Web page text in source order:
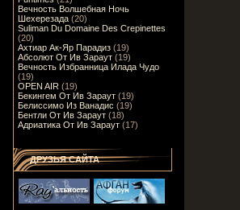
Вечность Волшебная Ночь
Шехерезада (20)
Suliman Du Domaine Des Crepinettes
(20)
Ахтиар Ак-Яр Парадиз (19)
Абсолют От Ив Зараут (19)
Вечность Избранница Илада Чудо
(19)
OPEN AIR (19)
Бекингем От Ив Зараут (19)
Белиссимо Из Ванадис (19)
Бентли От Ив Зараут (18)
Адриатика От Ив Зараут (17)
ДРУЗЬЯ САЙТА